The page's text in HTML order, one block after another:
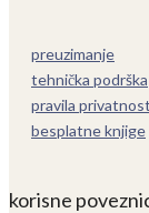
preuzimanje
tehnička podrška
pravila
besplatne knjige
korisne